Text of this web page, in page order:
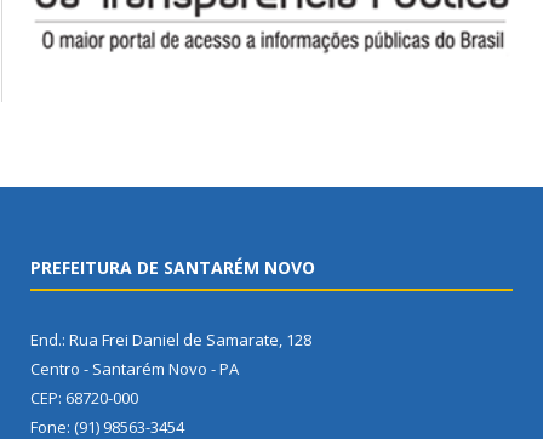
PREFEITURA DE SANTARÉM NOVO
End.: Rua Frei Daniel de Samarate, 128
Centro - Santarém Novo - PA
CEP: 68720-000
Fone: (91) 98563-3454